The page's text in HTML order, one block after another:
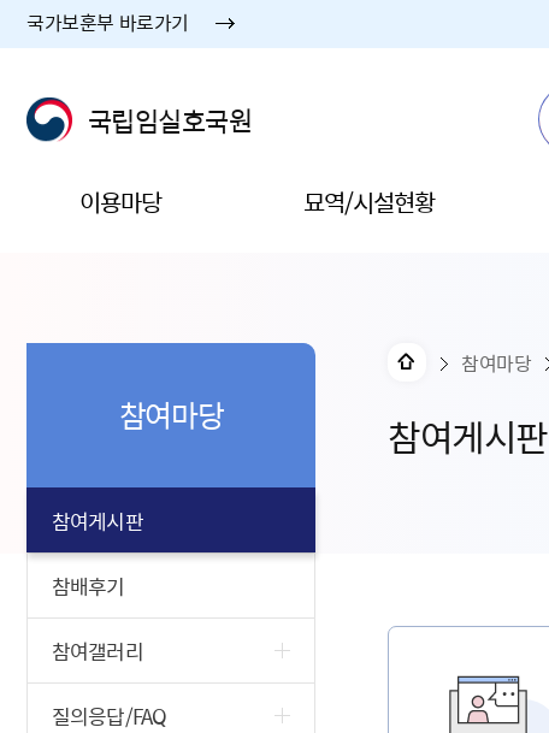
국가보훈부 바로가기
국립임실호국원
이용마당 묘역/시설현황
참여게시판
참여마당
참여마당
참여게시판
참배후기
참여갤러리
질의응답/FAQ